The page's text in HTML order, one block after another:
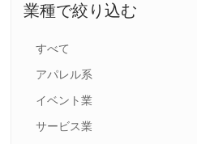
業種で絞り込む
すべて
アパレル系
イベント業
サービス業